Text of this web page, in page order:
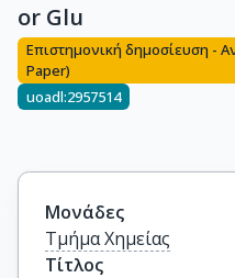
or Glu
Επιστημονική δημοσίευση -
Paper)
uoadl:2957514
Μονάδες
Τμήμα Χημείας
Τίτλος